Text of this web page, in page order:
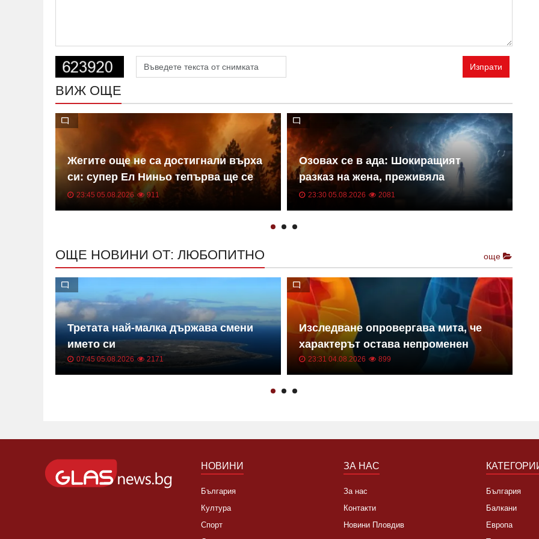
Изпрати
ВИЖ ОЩЕ
Жегите още не са достигнали върха
си: супер Ел Ниньо тепърва ще се
засилва
23:45 05.08.2026 911
Озовах се в ада: Шокиращият
разказ на жена, преживяла
клинична смърт
23:30 05.08.2026 2081
ОЩЕ НОВИНИ ОТ: ЛЮБОПИТНО още
Третата най-малка държава смени
името си
07:45 05.08.2026 2171
Изследване опровергава мита, че
характерът остава непроменен
23:31 04.08.2026 899
НОВИНИ
България
Култура
Спорт
ЗА НАС
За нас
Контакти
Новини Пловдив
България
Балкани
Европа